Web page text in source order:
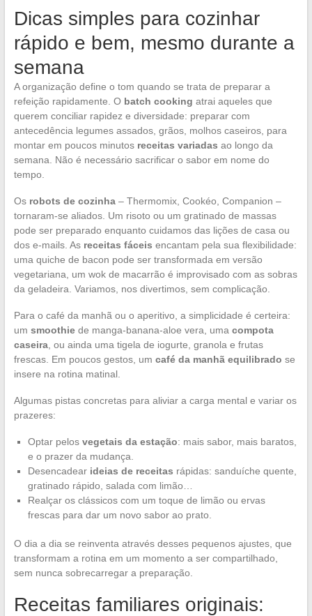
Dicas simples para cozinhar
rápido e bem, mesmo durante a
semana
A organização define o tom quando se trata de preparar a
refeição rapidamente. O batch cooking atrai aqueles que
querem conciliar rapidez e diversidade: preparar com
antecedência legumes assados, grãos, molhos caseiros, para
montar em poucos minutos receitas variadas ao longo da
semana. Não é necessário sacrificar o sabor em nome do
tempo.
Os robots de cozinha– Thermomix, Cookéo, Companion –
tornaram-se aliados. Um risoto ou um gratinado de massas
pode ser preparado enquanto cuidamos das lições de casa ou
dos e-mails. As receitas fáceis encantam pela sua flexibilidade:
uma quiche de bacon pode ser transformada em versão
vegetariana, um wok de macarrão é improvisado com as sobras
da geladeira. Variamos, nos divertimos, sem complicação.
Para o café da manhã ou o aperitivo, a simplicidade é certeira:
um smoothiede manga-banana-aloe vera, uma compota
caseira, ou ainda uma tigela de iogurte, granola e frutas
frescas. Em poucos gestos, um café da manhã equilibrado se
insere na rotina matinal.
Algumas pistas concretas para aliviar a carga mental e variar os
prazeres:
Optar pelos vegetais da estação: mais sabor, mais baratos,
e o prazer da mudança.
Desencadear ideias de receitas rápidas: sanduíche quente,
gratinado rápido, salada com limão…
Realçar os clássicos com um toque de limão ou ervas
frescas para dar um novo sabor ao prato.
O dia a dia se reinventa através desses pequenos ajustes, que
transformam a rotina em um momento a ser compartilhado,
sem nunca sobrecarregar a preparação.
Receitas familiares originais: